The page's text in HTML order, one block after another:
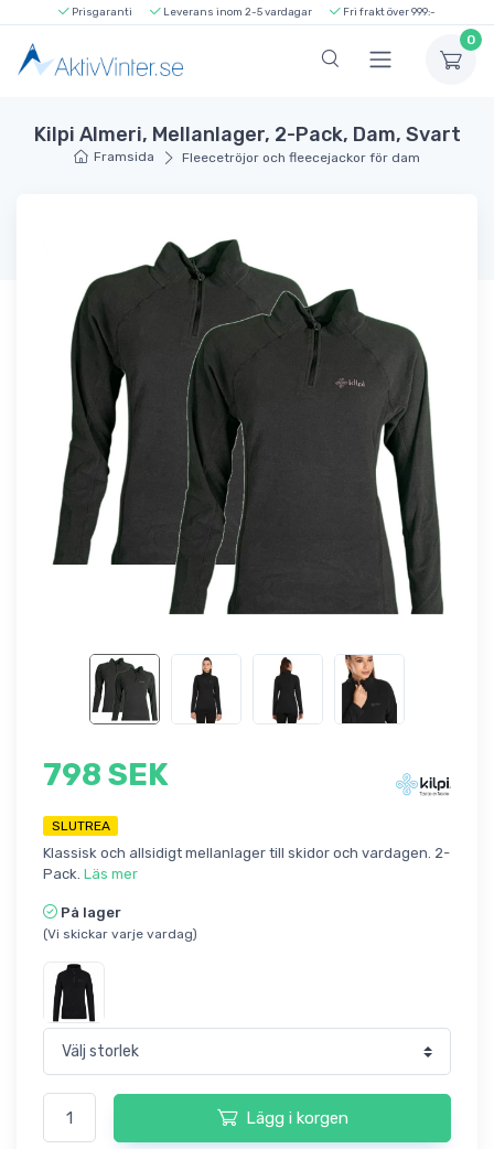
Prisgaranti Leverans inom 2-5 vardagar Fri frakt över 999:-
0
Kilpi Almeri, Mellanlager, 2-Pack, Dam, Svart
Framsida Fleecetröjor och fleecejackor för dam
798 SEK
SLUTREA
Klassisk och allsidigt mellanlager till skidor och vardagen. 2-
Pack. Läs mer
På lager
(Vi skickar varje vardag)
Lägg i korgen